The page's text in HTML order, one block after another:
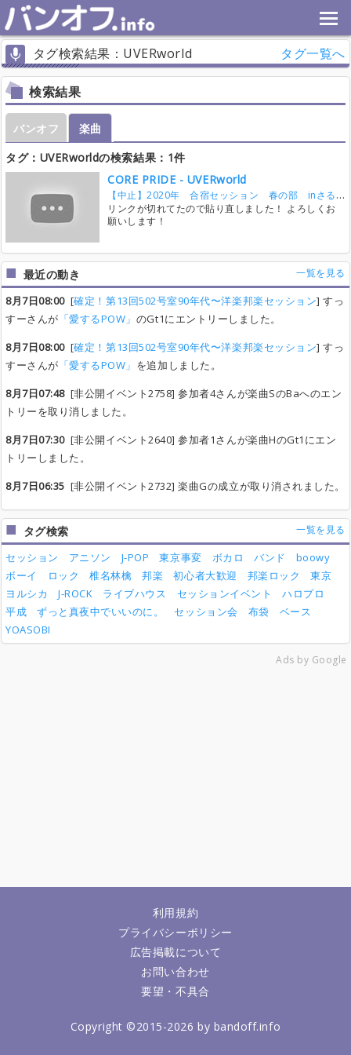
タグ検索結果：UVERworld タグ一覧へ
検索結果
バンオフ
楽曲
タグ：UVERworldの検索結果：1件
CORE PRIDE - UVERworld
【中止】2020年 合宿セッション 春の部 inさる小
リンクが切れてたので貼り直しました！ よろしくお
願いします！
最近の動き 一覧を見る
8月7日08:00[確定！第13回502号室90年代〜洋楽邦楽セッション] すっ
すーさんが 「愛するPOW」 のGt1にエントリーしました。
8月7日08:00[確定！第13回502号室90年代〜洋楽邦楽セッション] すっ
すーさんが 「愛するPOW」 を追加しました。
8月7日07:48[非公開イベント2758] 参加者4さんが楽曲SのBaへのエン
トリーを取り消しました。
8月7日07:30[非公開イベント2640] 参加者1さんが楽曲HのGt1にエン
トリーしました。
8月7日06:35 [非公開イベント2732] 楽曲Gの成立が取り消されました。
タグ検索 一覧を見る
セッション アニソン J-POP 東京事変 ボカロ バンド
boowy
ボーイ
ロック 椎名林檎 邦楽 初心者大歓迎 邦楽ロック
東京
ヨルシカ
J-ROCK ライブハウス セッションイベント
ハロプロ
平成
ずっと真夜中でいいのに。 セッション会 布袋
ベース
YOASOBI
Ads by Google
利用規約
プライバシーポリシー
広告掲載について
お問い合わせ
要望・不具合
Copyright ©2015-2026 by bandoff.info